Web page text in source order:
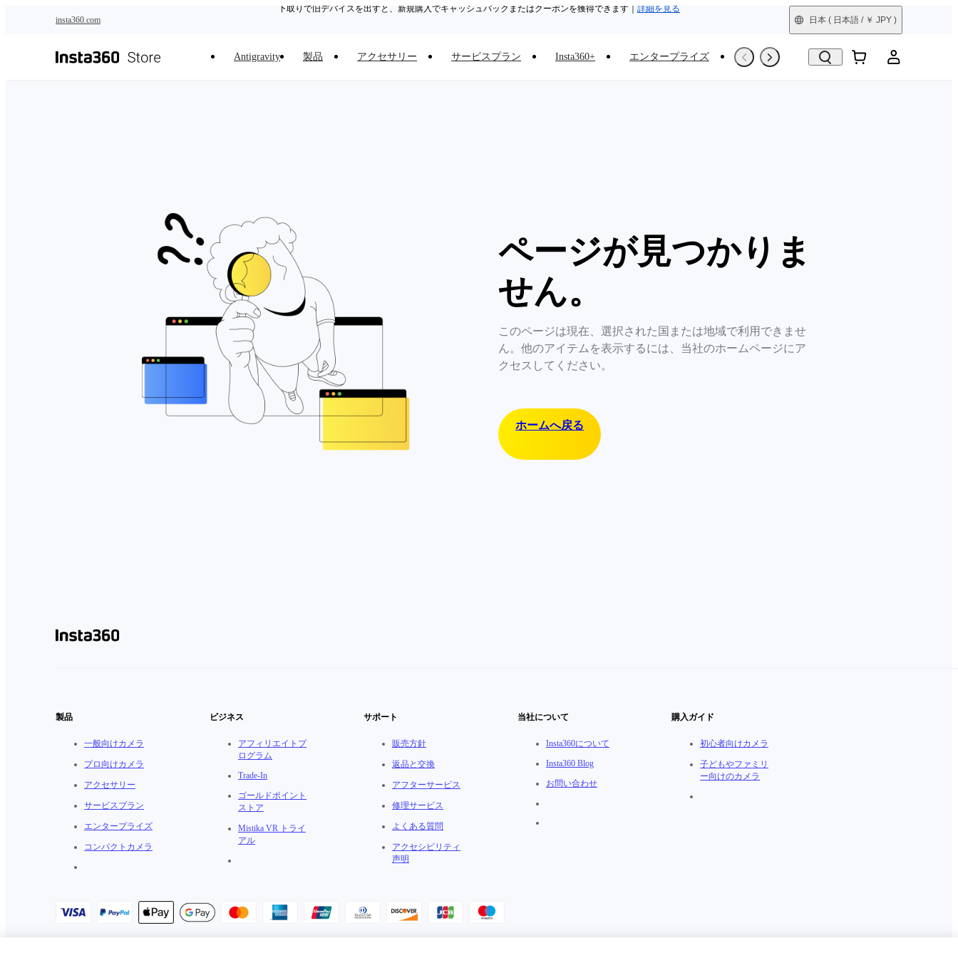
insta360.com
下取りで旧デバイスを出すと、新規購入でキャッシュバックまたはクーポンを獲得できます ｜ 詳細を見る
日本 ( 日本語 / ￥ JPY )
Antigravity 製品 アクセサリー サービスプラン Insta360+ エンタープライズ 撮影シーン Trade-In 整備済製品
ページが見つかりま
せん。
このページは現在、選択された国または地域で利用できませ
ん。他のアイテムを表示するには、当社のホームページにア
クセスしてください。
ホームへ戻る
製品
一般向けカメラ
プロ向けカメラ
アクセサリー
サービスプラン
エンタープライズ
コンパクトカメラ
ビジネス
アフィリエイトプ
ログラム
Trade-In
ゴールドポイント
ストア
Mistika VR トライ
アル
サポート
販売方針
返品と交換
アフターサービス
修理サービス
よくある質問
アクセシビリティ
声明
当社について
Insta360について
Insta360 Blog
お問い合わせ
購入ガイド
初心者向けカメラ
子どもやファミリ
ー向けのカメラ